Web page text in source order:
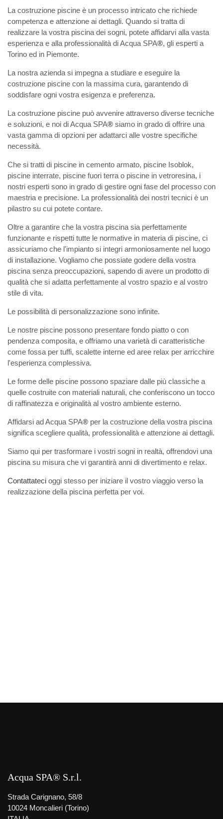
La costruzione piscine è un processo intricato che richiede
competenza e attenzione ai dettagli. Quando si tratta di
realizzare la vostra piscina dei sogni, potete affidarvi alla vasta
esperienza e alla professionalità di Acqua SPA®, gli esperti a
Torino ed in Piemonte.
La nostra azienda si impegna a studiare e eseguire la
costruzione piscine con la massima cura, garantendo di
soddisfare ogni vostra esigenza e preferenza.
La costruzione piscine può avvenire attraverso diverse tecniche
e soluzioni, e noi di Acqua SPA® siamo in grado di offrire una
vasta gamma di opzioni per adattarci alle vostre specifiche
necessità.
Che si tratti di piscine in cemento armato, piscine Isoblok,
piscine interrate, piscine fuori terra o piscine in vetroresina, i
nostri esperti sono in grado di gestire ogni fase del processo con
maestria e precisione. La professionalità dei nostri tecnici è un
pilastro su cui potete contare.
Oltre a garantire che la vostra piscina sia perfettamente
funzionante e rispetti tutte le normative in materia di piscine, ci
assicuriamo che l'impianto si integri armoniosamente nel luogo
di installazione. Vogliamo che possiate godere della vostra
piscina senza preoccupazioni, sapendo di avere un prodotto di
qualità che si adatta perfettamente al vostro spazio e al vostro
stile di vita.
Le possibilità di personalizzazione sono infinite.
Le nostre piscine possono presentare fondo piatto o con
pendenza composita, e offriamo una varietà di caratteristiche
come fossa per tuffi, scalette interne ed aree relax per arricchire
l'esperienza complessiva.
Le forme delle piscine possono spaziare dalle più classiche a
quelle costruite con materiali naturali, che conferiscono un tocco
di raffinatezza e originalità al vostro ambiente esterno.
Affidarsi ad Acqua SPA® per la costruzione della vostra piscina
significa scegliere qualità, professionalità e attenzione ai dettagli.
Siamo qui per trasformare i vostri sogni in realtà, offrendovi una
piscina su misura che vi garantirà anni di divertimento e relax.
Contattateci oggi stesso per iniziare il vostro viaggio verso la
realizzazione della piscina perfetta per voi.
Acqua SPA® S.r.l.
Strada Carignano, 58/8
10024 Moncalieri (Torino)